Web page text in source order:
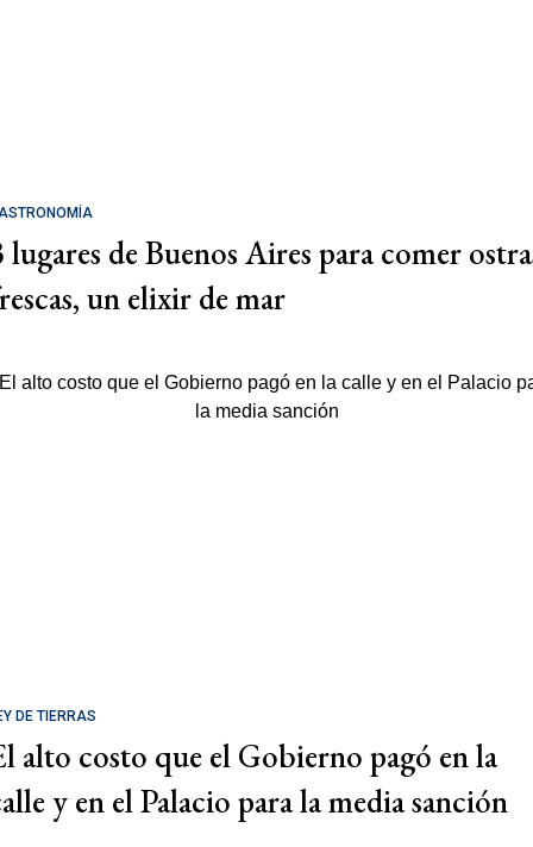
lugares de Buenos Aires para comer
un elixir de mar
DE TIERRAS
alto costo que el Gobierno pagó en la
y en el Palacio para la media sanción